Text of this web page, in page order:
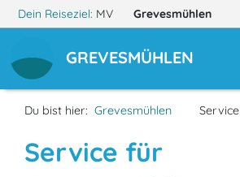
Dein Reiseziel: MV Grevesmühlen
GREVESMÜHLEN
Du bist hier: Grevesmühlen Service
Service für